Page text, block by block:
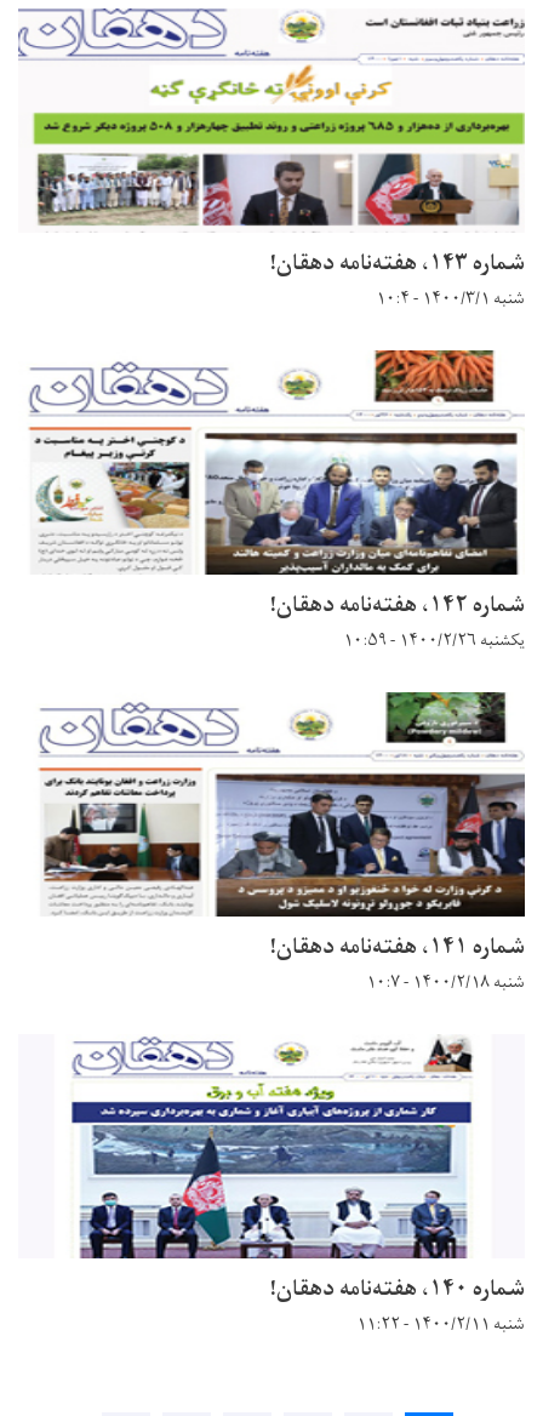
شماره ۱۴۳، هفته‌نامه دهقان!
شنبه ۱۴۰۰/۳/۱ - ۱۰:۴
شماره ۱۴۲، هفته‌نامه دهقان!
یکشنبه ۱۴۰۰/۲/۲۶ - ۱۰:۵۹
شماره ۱۴۱، هفته‌نامه دهقان!
شنبه ۱۴۰۰/۲/۱۸ - ۱۰:۷
شماره ۱۴۰، هفته‌نامه دهقان!
شنبه ۱۴۰۰/۲/۱۱ - ۱۱:۲۲